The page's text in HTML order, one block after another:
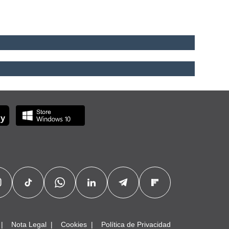
Nota Legal Cookies Política de Privacidad